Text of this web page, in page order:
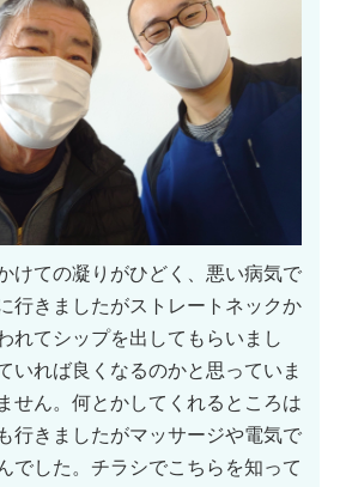
けての凝りがひどく、悪い病気で
行きましたがストレートネックか
れてシップを出してもらいまし
いれば良くなるのかと思っていま
せん。何とかしてくれるところは
行きましたがマッサージや電気で
でした。チラシでこちらを知って